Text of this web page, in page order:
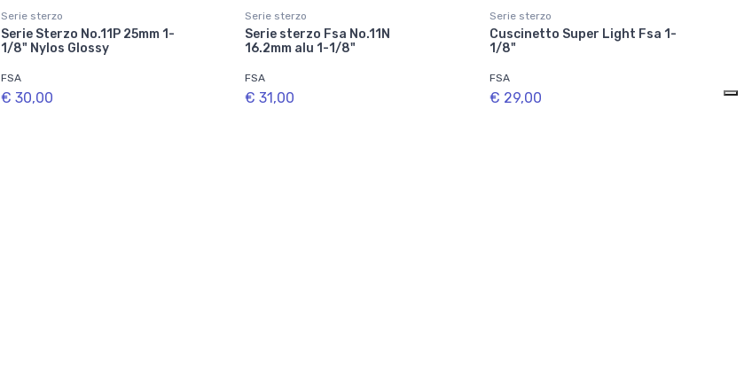
Serie sterzo
Serie Sterzo No.11P 25mm 1-
1/8" Nylos Glossy
FSA
€ 30,00
Serie sterzo
Serie sterzo Fsa No.11N
16.2mm alu 1-1/8"
FSA
€ 31,00
Serie sterzo
Cuscinetto Super Light Fsa 1-
1/8"
FSA
€ 29,00